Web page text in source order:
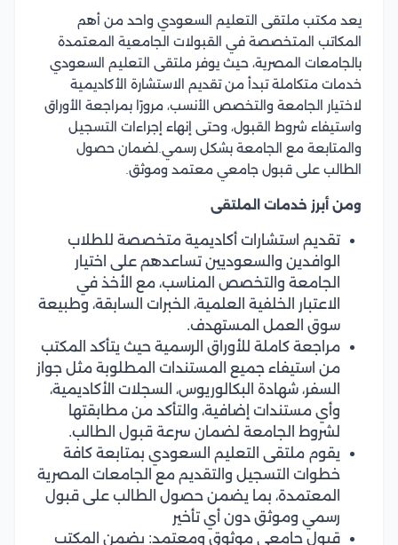
يعد مكتب ملتقى التعليم السعودي واحد من أهم
المكاتب المتخصصة في القبولات الجامعية المعتمدة
بالجامعات المصرية، حيث يوفر ملتقى التعليم السعودي
خدمات متكاملة تبدأ من تقديم الاستشارة الأكاديمية
لاختيار الجامعة والتخصص الأنسب، مرورًا بمراجعة الأوراق
واستيفاء شروط القبول، وحتى إنهاء إجراءات التسجيل
والمتابعة مع الجامعة بشكل رسمي.لضمان حصول
الطالب على قبول جامعي معتمد وموثق.
ومن أبرز خدمات الملتقى
تقديم استشارات أكاديمية متخصصة للطلاب
الوافدين والسعوديين تساعدهم على اختيار
الجامعة والتخصص المناسب، مع الأخذ في
الاعتبار الخلفية العلمية، الخبرات السابقة، وطبيعة
سوق العمل المستهدف.
مراجعة كاملة للأوراق الرسمية حيث يتأكد المكتب
من استيفاء جميع المستندات المطلوبة مثل جواز
السفر، شهادة البكالوريوس، السجلات الأكاديمية،
وأي مستندات إضافية، والتأكد من مطابقتها
لشروط الجامعة لضمان سرعة قبول الطالب.
يقوم ملتقى التعليم السعودي بمتابعة كافة
خطوات التسجيل والتقديم مع الجامعات المصرية
المعتمدة، بما يضمن حصول الطالب على قبول
رسمي وموثق دون أي تأخير
قبول جامعي موثوق ومعتمد: يضمن المكتب